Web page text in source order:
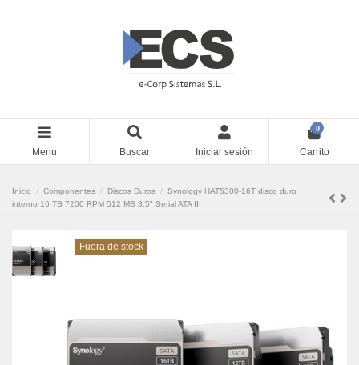
Menu Buscar Iniciar sesión
0
Carrito
Inicio Componentes Discos Duros
Synology HAT5300-16T disco duro
interno 16 TB 7200 RPM 512 MB 3.5" Serial ATA III
Fuera de stock